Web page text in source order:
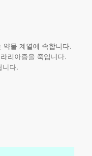
물 계열에 속합니다.
리아증을 죽입니다.
니다.